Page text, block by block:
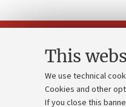
This
We use technical
Cookies and other
If you close this
Contacts and certified